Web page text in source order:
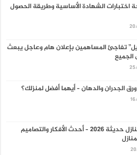
اختبارات الشهادة الأساسية وطريقة الحصول
تفاجئ المساهمين بإعلان هام وعاجل يبعث
الجميع
الجدران والدهان – أيهما أفضل لمنزلك؟
ديكورات منازل حديثة 2026 – أحدث الأفكار والتصاميم